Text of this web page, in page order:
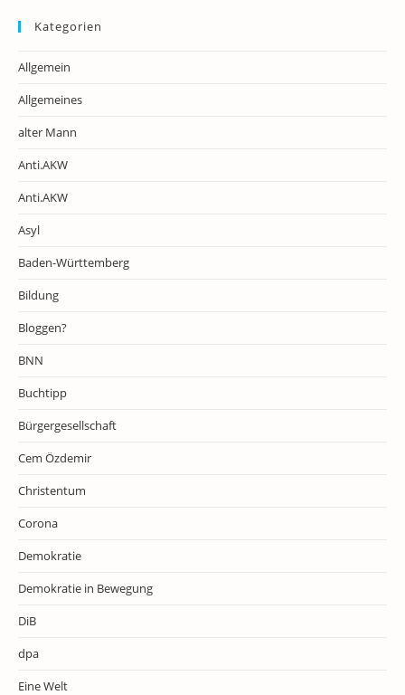
Kategorien
Allgemein
Allgemeines
alter Mann
Anti.AKW
Anti.AKW
Asyl
Baden-Württemberg
Bildung
Bloggen?
BNN
Buchtipp
Bürgergesellschaft
Cem Özdemir
Christentum
Corona
Demokratie
Demokratie in Bewegung
DiB
dpa
Eine Welt